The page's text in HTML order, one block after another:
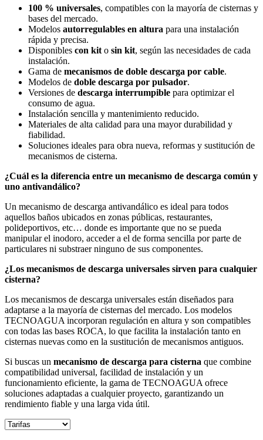
100 % universales, compatibles con la mayoría de cisternas y
bases del mercado.
Modelos autorregulables en altura para una instalación
rápida y precisa.
Disponibles con kit o sin kit, según las necesidades de cada
instalación.
Gama de mecanismos de doble descarga por cable.
Modelos de doble descarga por pulsador.
Versiones de descarga interrumpible para optimizar el
consumo de agua.
Instalación sencilla y mantenimiento reducido.
Materiales de alta calidad para una mayor durabilidad y
fiabilidad.
Soluciones ideales para obra nueva, reformas y sustitución de
mecanismos de cisterna.
¿Cuál es la diferencia entre un mecanismo de descarga común y
uno antivandálico?
Un mecanismo de descarga antivandálico es ideal para todos
aquellos baños ubicados en zonas públicas, restaurantes,
polideportivos, etc… donde es importante que no se pueda
manipular el inodoro, acceder a el de forma sencilla por parte de
particulares ni substraer ninguno de sus componentes.
¿Los mecanismos de descarga universales sirven para cualquier
cisterna?
Los mecanismos de descarga universales están diseñados para
adaptarse a la mayoría de cisternas del mercado. Los modelos
TECNOAGUA incorporan regulación en altura y son compatibles
con todas las bases ROCA, lo que facilita la instalación tanto en
cisternas nuevas como en la sustitución de mecanismos antiguos.
Si buscas un mecanismo de descarga para cisterna que combine
compatibilidad universal, facilidad de instalación y un
funcionamiento eficiente, la gama de TECNOAGUA ofrece
soluciones adaptadas a cualquier proyecto, garantizando un
rendimiento fiable y una larga vida útil.